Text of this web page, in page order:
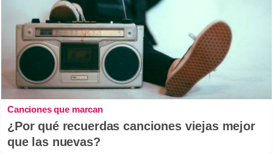
Canciones que marcan
¿Por qué recuerdas canciones viejas mejor
que las nuevas?